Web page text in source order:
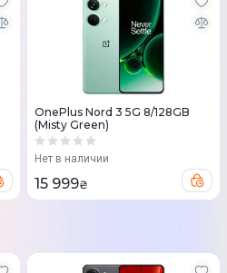
OnePlus Nord 3 5G 8/128GB
(Misty Green)
Нет в наличии
15 999₴